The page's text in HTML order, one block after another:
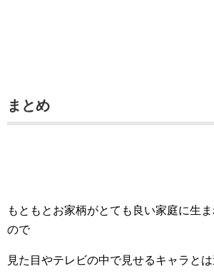
まとめ
もともとお家柄がとても良い家庭に生
ので
見た目やテレビの中で見せるキャラと